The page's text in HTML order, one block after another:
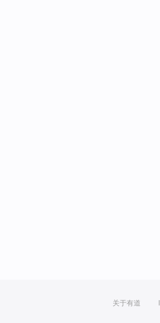
关于有道